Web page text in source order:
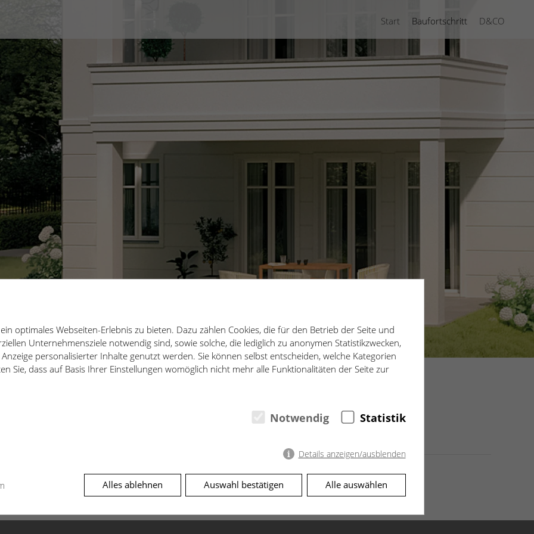
Start Baufortschritt D&CO
der Betonbauteile. Bei
d.h.
optimales Webseiten-Erlebnis zu bieten. Dazu zählen Cookies, die für den Betrieb der Seite und
Unternehmensziele notwendig sind, sowie solche, die lediglich zu anonymen Statistikzwecken,
personalisierter Inhalte genutzt werden. Sie können selbst entscheiden, welche Kategorien
Sie, dass auf Basis Ihrer Einstellungen womöglich nicht mehr alle Funktionalitäten der Seite zur
Notwendig Statistik
Details anzeigen/ausblenden
Alles ablehnen Auswahl bestätigen Alle auswählen